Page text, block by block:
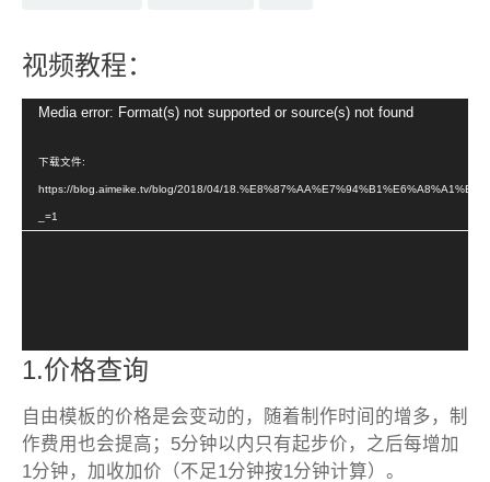
视频教程：
Media error: Format(s) not supported or source(s) not found
下载文件:
https://blog.aimeike.tv/blog/2018/04/
_=1
1.价格查询
自由模板的价格是会变动的，随着制作时间的增多，制
作费用也会提高；5分钟以内只有起步价，之后每增加
1分钟，加收加价（不足1分钟按1分钟计算）。